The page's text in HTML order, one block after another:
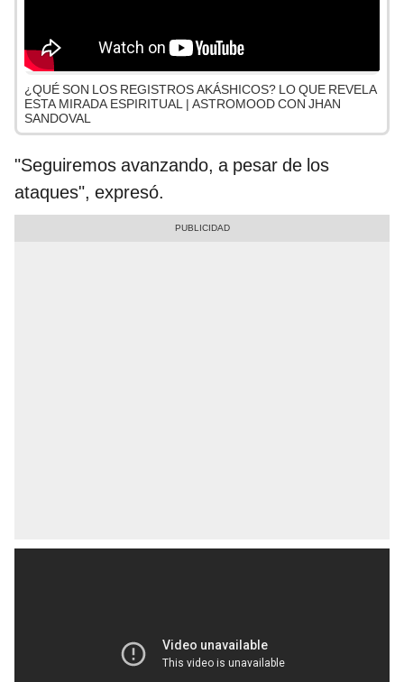
¿QUÉ SON LOS REGISTROS AKÁSHICOS? LO QUE REVELA
ESTA MIRADA ESPIRITUAL | ASTROMOOD CON JHAN
SANDOVAL
"Seguiremos avanzando, a pesar de los
ataques", expresó.